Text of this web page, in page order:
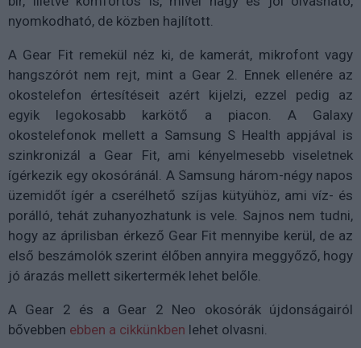
nyomkodható, de közben hajlított.
A Gear Fit remekül néz ki, de kamerát, mikrofont vagy
hangszórót nem rejt, mint a Gear 2. Ennek ellenére az
okostelefon értesítéseit azért kijelzi, ezzel pedig az
egyik legokosabb karkötő a piacon. A Galaxy
okostelefonok mellett a Samsung S Health appjával is
szinkronizál a Gear Fit, ami kényelmesebb viseletnek
ígérkezik egy okosóránál. A Samsung három-négy napos
üzemidőt ígér a cserélhető szíjas kütyühöz, ami víz- és
porálló, tehát zuhanyozhatunk is vele. Sajnos nem tudni,
hogy az áprilisban érkező Gear Fit mennyibe kerül, de az
első beszámolók szerint élőben annyira meggyőző, hogy
jó árazás mellett sikertermék lehet belőle.
A Gear 2 és a Gear 2 Neo okosórák újdonságairól
bővebben ebben a cikkünkben lehet olvasni.